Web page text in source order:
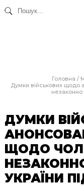
Головна /
Думки військових щодо
незаконно
ДУМКИ
ЩОДО
УКРАЇНИ